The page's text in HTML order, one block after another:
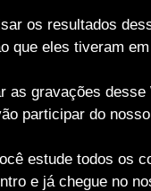
os resultados
que eles tiveram
as gravações desse
participar do
estude todos os
e já chegue no